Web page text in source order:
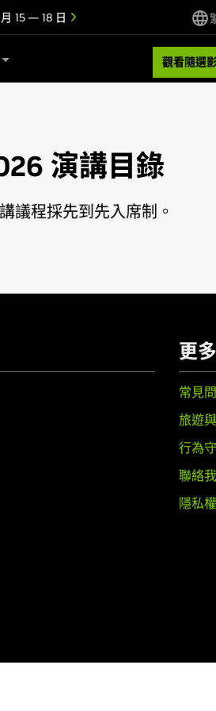
15 — 18 日
觀看隨選
演講目錄
議程採先到先入席制。
更多
常見
旅遊
行為
聯絡
隱私